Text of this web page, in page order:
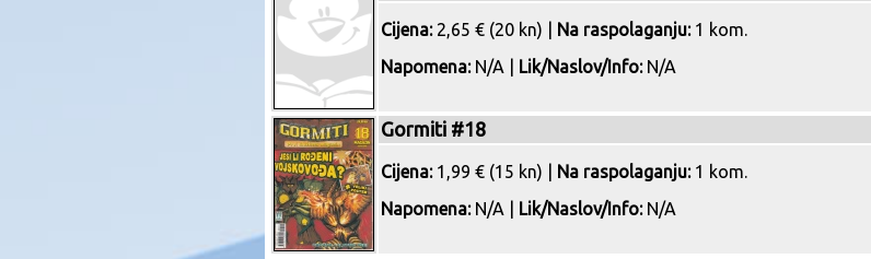
Cijena:2,65 € (20 kn) | Na raspolaganju:1 kom.
Napomena:N/A | Lik/Naslov/Info:N/A
Gormiti #18
Cijena:1,99 € (15 kn) | Na raspolaganju:1 kom.
Napomena:N/A | Lik/Naslov/Info:N/A